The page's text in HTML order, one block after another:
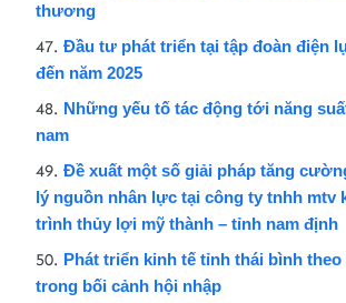
thương
Đầu tư phát triển tại tập đoàn điện
đến năm 2025
Những yếu tố tác động tới năng
nam
Đề xuất một số giải pháp tăng
lý nguồn nhân lực tại công ty tnhh mtv
trình thủy lợi mỹ thành – tỉnh nam định
Phát triển kinh tế tỉnh thái bình
trong bối cảnh hội nhập